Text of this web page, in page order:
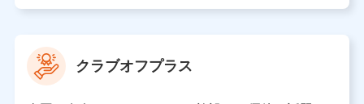
上記に係る案内・手続き・管理等付帯業務を行うため
【当該個人データの管理について責任を有する者の名称・住
所・代表者名】
クラブオフプラス